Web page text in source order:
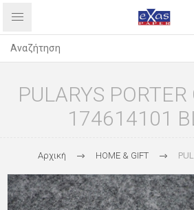
PULARYS PORTER
174614101
Αρχική HOME & GIFT